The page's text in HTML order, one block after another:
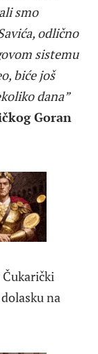
smo
odlično
sistemu
biće još
dana”
Goran
na